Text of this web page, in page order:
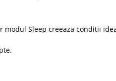
modul Sleep creeaza conditii